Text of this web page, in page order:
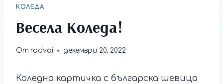
КОЛЕДА
Весела Коледа!
От radvai декември 20, 2022
Коледна картичка с българска шевица